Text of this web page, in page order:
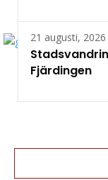
21 augusti, 2026
Fjärdingen